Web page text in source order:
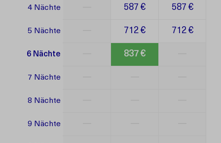
4 Nächte 587 € 587 €
5 Nächte 712 € 712 €
6 Nächte 837 €
7 Nächte
8 Nächte
9 Nächte